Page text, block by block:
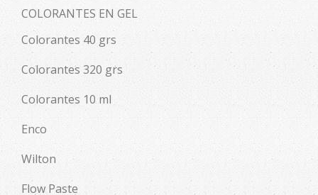
COLORANTES EN GEL
Colorantes 40 grs
Colorantes 320 grs
Colorantes 10 ml
Enco
Wilton
Flow Paste